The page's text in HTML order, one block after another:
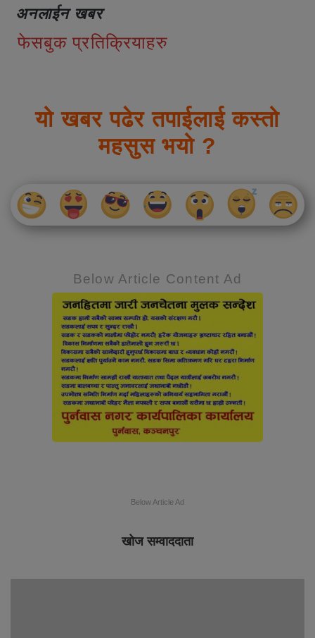
अनलाईन खबर
फेसबुक प्रतिक्रियाहरु
यो खबर पढेर तपाईलाई कस्तो
महसुस भयो ?
Below Article Content Ad
Below Article Ad
खोज सम्वाददाता